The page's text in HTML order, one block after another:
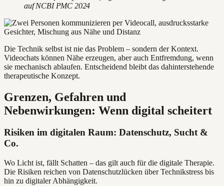
auf NCBI PMC 2024
Die Technik selbst ist nie das Problem – sondern der Kontext.
Videochats können Nähe erzeugen, aber auch Entfremdung, wenn
sie mechanisch ablaufen. Entscheidend bleibt das dahinterstehende
therapeutische Konzept.
Grenzen, Gefahren und
Nebenwirkungen: Wenn digital scheitert
Risiken im digitalen Raum: Datenschutz, Sucht &
Co.
Wo Licht ist, fällt Schatten – das gilt auch für die digitale Therapie.
Die Risiken reichen von Datenschutzlücken über Technikstress bis
hin zu digitaler Abhängigkeit.